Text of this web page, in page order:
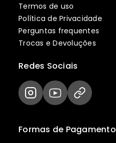
Termos de uso
Política de Privacidade
Perguntas frequentes
Trocas e Devoluções
Formas de Pagamento
Redes Sociais